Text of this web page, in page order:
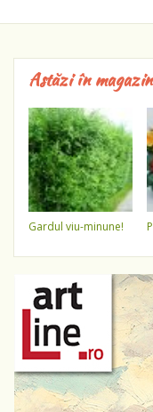
Astăzi în magazin
gardul viu-minune!